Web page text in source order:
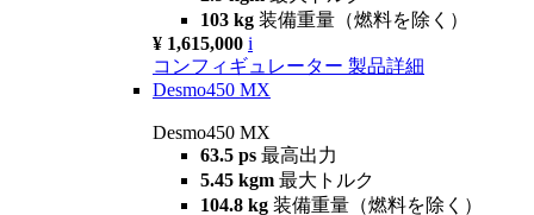
103 kg 装備重量（燃料を除く）
¥ 1,615,000 i
コンフィギュレーター 製品詳細
Desmo450 MX
Desmo450 MX
63.5 ps 最高出力
5.45 kgm 最大トルク
104.8 kg 装備重量（燃料を除く）